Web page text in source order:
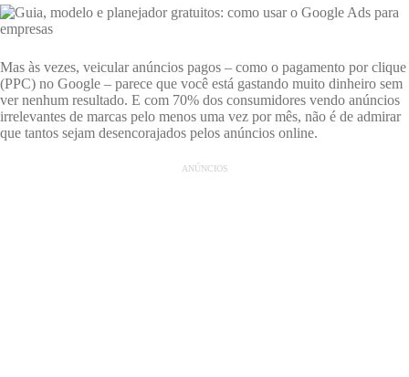
Mas às vezes, veicular anúncios pagos – como o pagamento por clique
(PPC) no Google – parece que você está gastando muito dinheiro sem
ver nenhum resultado. E com 70% dos consumidores vendo anúncios
irrelevantes de marcas pelo menos uma vez por mês, não é de admirar
que tantos sejam desencorajados pelos anúncios online.
ANÚNCIOS